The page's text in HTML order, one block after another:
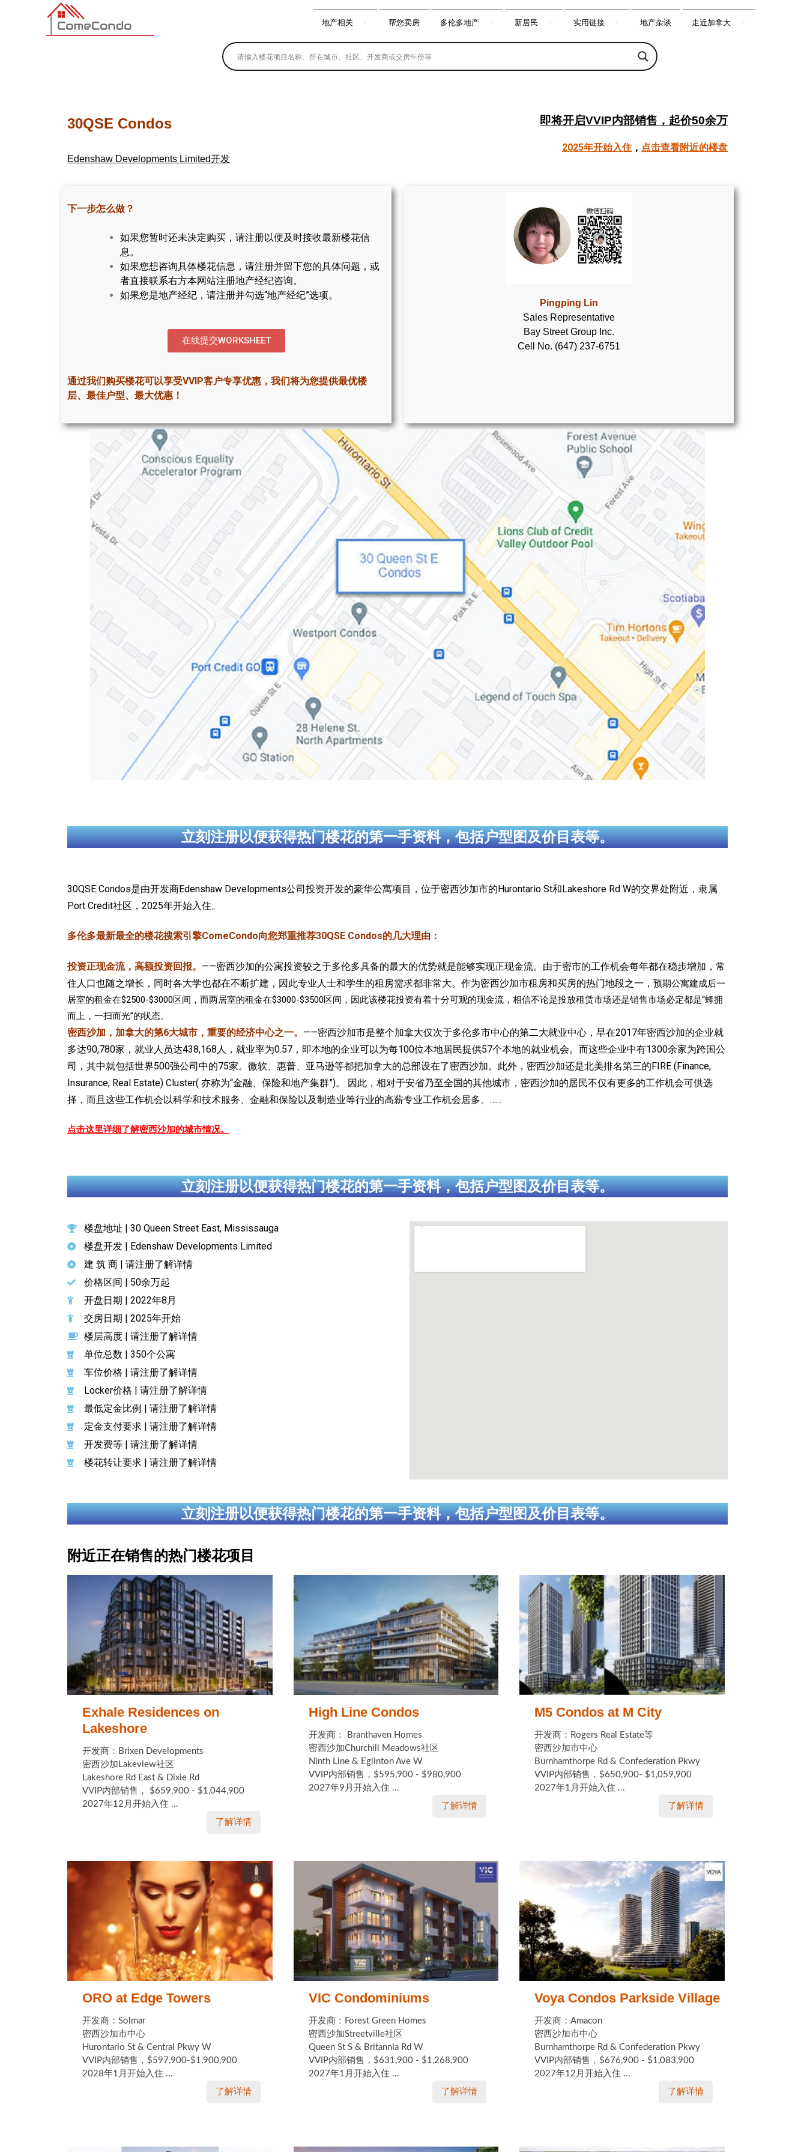
多伦多最新最全的楼花搜索引擎
地产相关 帮您卖房 多伦多地产 新居民 实用链接 地产杂谈 走近加拿大
30QSE Condos
Edenshaw Developments Limited开发
即将开启VVIP内部销售，起价50余万
2025年开始入住 ， 点击查看附近的楼盘
下一步怎么做？
如果您暂时还未决定购买，请注册以便及时接收最新楼花信
息。
如果您想咨询具体楼花信息，请注册并留下您的具体问题，或
者直接联系右方本网站注册地产经纪咨询。
如果您是地产经纪，请注册并勾选“地产经纪”选项。
在线提交WORKSHEET
通过我们购买楼花可以享受VVIP客户专享优惠，我们将为您提供最优楼
层、最佳户型、最大优惠！
Pingping Lin
Sales Representative
Bay Street Group Inc.
Cell No. (647) 237-6751
立刻注册以便获得热门楼花的第一手资料，包括户型图及价目表等。
30QSE Condos是由开发商Edenshaw Developments公司投资开发的豪华公寓项目，位于密西沙加市的Hurontario St和Lakeshore Rd W的交界处附近，隶属
Port Credit社区，2025年开始入住。
多伦多最新最全的楼花搜索引擎ComeCondo向您郑重推荐30QSE Condos的几大理由：
投资正现金流，高额投资回报。 ——密西沙加的公寓投资较之于多伦多具备的最大的优势就是能够实现正现金流。由于密市的工作机会每年都在稳步增加，常
住人口也随之增长，同时各大学也都在不断扩建，因此专业人士和学生的租房需求都非常大。作为密西沙加市租房和买房的热门地段之一， 预期公寓建成后一
居室的租金在$2500-$3000区间，而两居室的租金在$3000-$3500区间，因此该楼花投资有着十分可观的现金流，相信不论是投放租赁市场还是销售市场必定都是“蜂拥
而上，一扫而光”的状态。
密西沙加，加拿大的第6大城市，重要的经济中心之一。 ——密西沙加市是整个加拿大仅次于多伦多市中心的第二大就业中心，早在2017年密西沙加的企业就
多达90,780家，就业人员达438,168人，就业率为0.57，即本地的企业可以为每100位本地居民提供57个本地的就业机会。而这些企业中有1300余家为跨国公
司，其中就包括世界500强公司中的75家。微软、惠普、亚马逊等都把加拿大的总部设在了密西沙加。此外，密西沙加还是北美排名第三的FIRE (Finance,
Insurance, Real Estate) Cluster( 亦称为“金融、保险和地产集群”)。 因此，相对于安省乃至全国的其他城市，密西沙加的居民不仅有更多的工作机会可供选
择，而且这些工作机会以科学和技术服务、金融和保险以及制造业等行业的高薪专业工作机会居多。……
点击这里详细了解密西沙加的城市情况。
立刻注册以便获得热门楼花的第一手资料，包括户型图及价目表等。
楼盘地址 | 30 Queen Street East, Mississauga
楼盘开发 | Edenshaw Developments Limited
建 筑 商 | 请注册了解详情
价格区间 | 50余万起
开盘日期 | 2022年8月
交房日期 | 2025年开始
楼层高度 | 请注册了解详情
单位总数 | 350个公寓
车位价格 | 请注册了解详情
Locker价格 | 请注册了解详情
最低定金比例 | 请注册了解详情
定金支付要求 | 请注册了解详情
开发费等 | 请注册了解详情
楼花转让要求 | 请注册了解详情
立刻注册以便获得热门楼花的第一手资料，包括户型图及价目表等。
附近正在销售的热门楼花项目
Exhale Residences on
Lakeshore
开发商：Brixen Developments
密西沙加Lakeview社区
Lakeshore Rd East & Dixie Rd
VVIP内部销售， $659,900 - $1,044,900
2027年12月开始入住 ...
了解详情
High Line Condos
开发商： Branthaven Homes
密西沙加Churchill Meadows社区
Ninth Line & Eglinton Ave W
VVIP内部销售，$595,900 - $980,900
2027年9月开始入住 ...
了解详情
M5 Condos at M City
开发商：Rogers Real Estate等
密西沙加市中心
Burnhamthorpe Rd & Confederation Pkwy
VVIP内部销售，$650,900- $1,059,900
2027年1月开始入住 ...
了解详情
ORO at Edge Towers
开发商：Solmar
密西沙加市中心
Hurontario St & Central Pkwy W
VVIP内部销售，$597,900-$1,900,900
2028年1月开始入住 ...
了解详情
VIC Condominiums
开发商：Forest Green Homes
密西沙加Streetville社区
Queen St S & Britannia Rd W
VVIP内部销售，$631,900 - $1,268,900
2027年1月开始入住 ...
了解详情
Voya Condos Parkside Village
开发商：Amacon
密西沙加市中心
Burnhamthorpe Rd & Confederation Pkwy
VVIP内部销售，$676,900 - $1,083,900
2027年12月开始入住 ...
了解详情